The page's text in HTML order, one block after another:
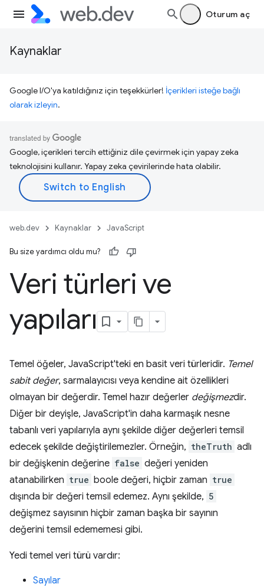
Oturum aç
Kaynaklar
Google I/O'ya katıldığınız için teşekkürler! İçerikleri isteğe bağlı
olarak izleyin.
Google, içerikleri tercih ettiğiniz dile çevirmek için yapay zeka
teknolojisini kullanır. Yapay zeka çevirilerinde hata olabilir.
web.dev Kaynaklar JavaScript
Bu size yardımcı oldu mu?
Veri türleri ve
yapıları
Temel öğeler, JavaScript'teki en basit veri türleridir. Temel
sabit değer, sarmalayıcısı veya kendine ait özellikleri
olmayan bir değerdir. Temel hazır değerler değişmezdir.
Diğer bir deyişle, JavaScript'in daha karmaşık nesne
tabanlı veri yapılarıyla aynı şekilde diğer değerleri temsil
edecek şekilde değiştirilemezler. Örneğin, theTruth adlı
bir değişkenin değerine false değeri yeniden
atanabilirken true boole değeri, hiçbir zaman true
dışında bir değeri temsil edemez. Aynı şekilde, 5
değişmez sayısının hiçbir zaman başka bir sayının
değerini temsil edememesi gibi.
Yedi temel veri türü vardır:
Sayılar